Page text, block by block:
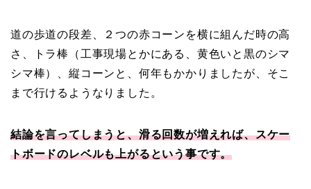
道の歩道の段差、２つの赤コーンを横に組んだ時の高
さ、トラ棒（工事現場とかにある、黄色いと黒のシマ
シマ棒）、縦コーンと、何年もかかりましたが、そこ
まで行けるようなりました。
結論を言ってしまうと、滑る回数が増えれば、スケー
トボードのレベルも上がるという事です。